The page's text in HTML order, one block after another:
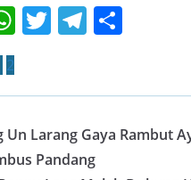
W
s
A
p
T
er
T
gr
a
m
e
2
Un Larang Gaya Rambut
Pandang